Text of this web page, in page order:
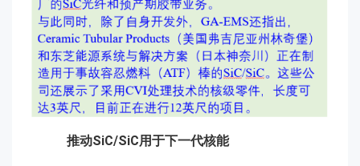
推动SiC/SiC用于下一代核能